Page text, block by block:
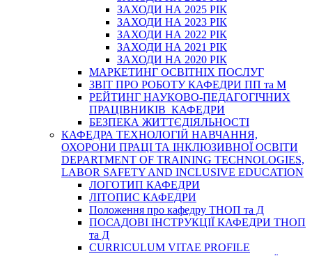
ЗАХОДИ НА 2025 РІК
ЗАХОДИ НА 2023 РІК
ЗАХОДИ НА 2022 РІК
ЗАХОДИ НА 2021 РІК
ЗАХОДИ НА 2020 РІК
МАРКЕТИНГ ОСВІТНІХ ПОСЛУГ
3BIT ПРО РОБОТУ КАФЕДРИ ПП та М
РЕЙТИНГ НАУКОВО-ПЕДАГОГІЧНИХ
ПРАЦІВНИКІВ КАФЕДРИ
БЕЗПЕКА ЖИТТЄДІЯЛЬНОСТІ
КАФЕДРА ТЕХНОЛОГІЙ НАВЧАННЯ,
ОХОРОНИ ПРАЦІ ТА ІНКЛЮЗИВНОЇ ОСВІТИ
DEPARTMENT OF TRAINING TECHNOLOGIES,
LABOR SAFETY AND INCLUSIVE EDUCATION
ЛОГОТИП КАФЕДРИ
ЛІТОПИС КАФЕДРИ
Положення про кафедру ТНОП та Д
ПОСАДОВІ ІНСТРУКЦІЇ КАФЕДРИ ТНОП
та Д
CURRICULUM VITAE PROFILE